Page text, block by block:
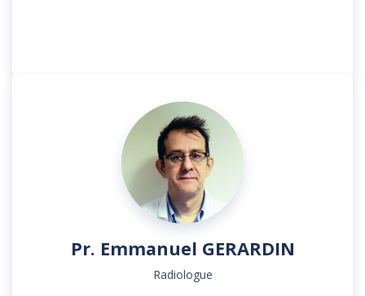
Pr. Emmanuel GERARDIN
Radiologue